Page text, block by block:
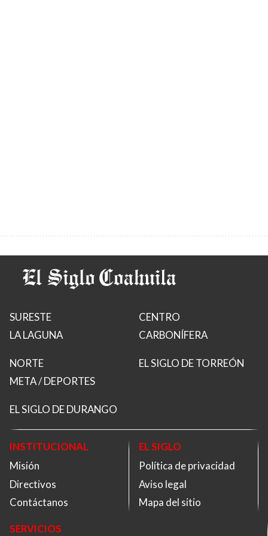
SURESTE
LA LAGUNA
CENTRO
CARBONÍFERA
NORTE
META / DEPORTES
EL SIGLO DE TORREÓN
EL SIGLO DE DURANGO
INSTITUCIONAL
Misión
Directivos
Contáctanos
EL SIGLO
Política de privacidad
Aviso legal
Mapa del sitio
SERVICIOS